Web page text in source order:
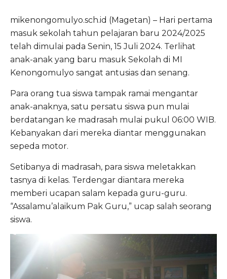
mikenongomulyo.sch.id (Magetan) – Hari pertama
masuk sekolah tahun pelajaran baru 2024/2025
telah dimulai pada Senin, 15 Juli 2024. Terlihat
anak-anak yang baru masuk Sekolah di MI
Kenongomulyo sangat antusias dan senang.
Para orang tua siswa tampak ramai mengantar
anak-anaknya, satu persatu siswa pun mulai
berdatangan ke madrasah mulai pukul 06:00 WIB.
Kebanyakan dari mereka diantar menggunakan
sepeda motor.
Setibanya di madrasah, para siswa meletakkan
tasnya di kelas. Terdengar diantara mereka
memberi ucapan salam kepada guru-guru.
“Assalamu’alaikum Pak Guru,” ucap salah seorang
siswa.